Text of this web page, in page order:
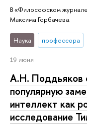
В «Философском
Максима Горбачева.
Наука профессора
19 июня
А.Н. Поддьяков
популярную
интеллект как
исследование